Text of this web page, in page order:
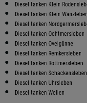
Diesel tanken Klein
Diesel tanken Klein Wanzleben
Diesel tanken
Diesel tanken Ochtmersleben
Diesel tanken Ovelgünne
Diesel tanken Remkersleben
Diesel tanken Rottmersleben
Diesel tanken Schackensleben
Diesel tanken Uhrsleben
Diesel tanken Wellen